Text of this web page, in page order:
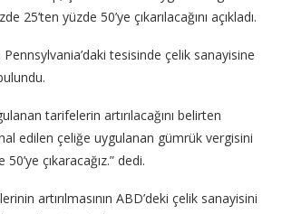
25’ten yüzde 50’ye çıkarılacağını açıkladı.
Pennsylvania’daki tesisinde çelik sanayisine
tarifelerin artırılacağını belirten
edilen çeliğe uygulanan gümrük vergisini
çıkaracağız.” dedi.
artırılmasının ABD’deki çelik sanayisini